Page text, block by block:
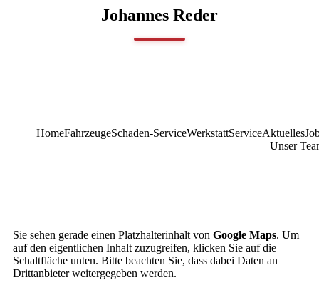
HomeFahrzeugeSchaden-ServiceWerkstattServiceAktuelles
Unser
Johannes Reder
Sie sehen gerade einen Platzhalterinhalt von Google Maps. Um
auf den eigentlichen Inhalt zuzugreifen, klicken Sie auf die
Schaltfläche unten. Bitte beachten Sie, dass dabei Daten an
Drittanbieter weitergegeben werden.